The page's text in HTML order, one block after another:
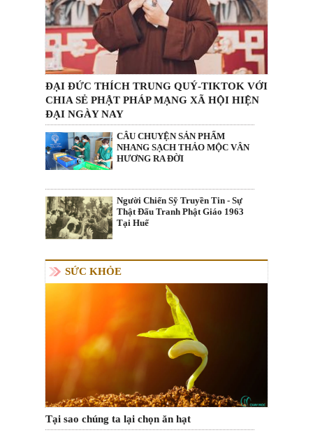
ĐẠI ĐỨC THÍCH TRUNG QUÝ-TIKTOK VỚI
CHIA SẺ PHẬT PHÁP MẠNG XÃ HỘI HIỆN
ĐẠI NGÀY NAY
CÂU CHUYỆN SẢN PHẨM
NHANG SẠCH THẢO MỘC VÂN
HƯƠNG RA ĐỜI
Người Chiến Sỹ Truyền Tin - Sự
Thật Đấu Tranh Phật Giáo 1963
Tại Huế
SỨC KHỎE
Tại sao chúng ta lại chọn ăn hạt